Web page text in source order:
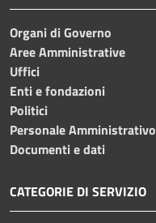
Organi di Governo
Aree Amministrative
Uffici
Enti e fondazioni
Politici
Personale Amministrativo
Documenti e dati
CATEGORIE DI SERVIZIO